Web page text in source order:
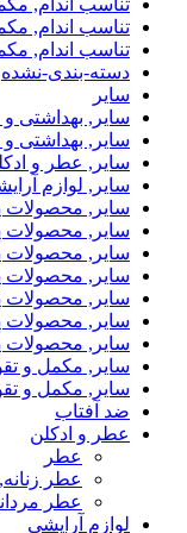
تناسب اندام,
تناسب اندام,
تناسب اندام,
دسته-بندی-نشده
سایر
سایر, بهداشتی
سایر, بهداشتی
سایر, عطر و
سایر, لوازم
سایر,
سایر,
سایر,
سایر, محصولات
سایر,
سایر,
سایر, محصولات
سایر, مکمل و
سایر, مکمل و
ضد آفتاب
عطر و ادکلن
عطر
عطر
عطر
لوازم آرایشی